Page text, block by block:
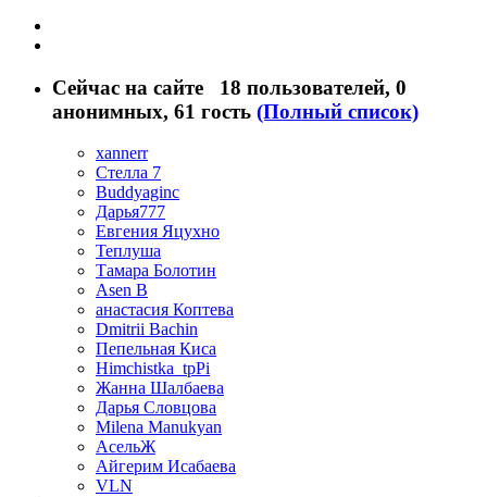
Сейчас на сайте 18 пользователей, 0
анонимных, 61 гость (Полный список)
xannerr
Стелла 7
Buddyaginc
Дарья777
Евгения Яцухно
Теплуша
Тамара Болотин
Asen B
анастасия Коптева
Dmitrii Bachin
Пепельная Киса
Himchistka_tpPi
Жанна Шалбаева
Дарья Словцова
Milena Manukyan
АсельЖ
Айгерим Исабаева
VLN